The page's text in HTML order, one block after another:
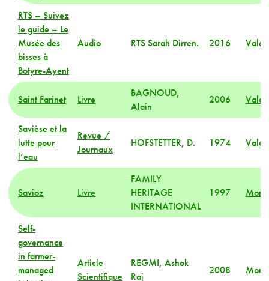
RTS – Suivez
le guide – Le
Musée des
bisses à
Botyre-Ayent
Audio RTS Sarah Dirren. 2016 Valais
Saint Farinet Livre
BAGNOUD,
Alain
2006 Valais
Savièse et la
lutte pour
l’eau
Revue /
Journaux
HOFSTETTER, D. 1974 Valais
Savioz Livre
FAMILY
HERITAGE
INTERNATIONAL
1997
Self-
governance
in farmer-
managed
Article
Scientifique
REGMI, Ashok
Raj
2008